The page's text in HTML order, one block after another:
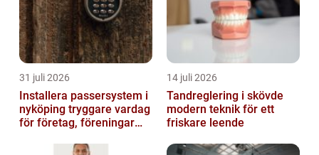
31 juli 2026
Installera passersystem i
nyköping tryggare vardag
för företag, föreningar
14 juli 2026
Tandreglering i skövde
modern teknik för ett
friskare leende